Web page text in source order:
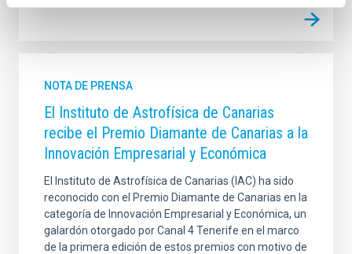
NOTA DE PRENSA
El Instituto de Astrofísica de Canarias
recibe el Premio Diamante de Canarias a la
Innovación Empresarial y Económica
El Instituto de Astrofísica de Canarias (IAC) ha sido
reconocido con el Premio Diamante de Canarias en la
categoría de Innovación Empresarial y Económica, un
galardón otorgado por Canal 4 Tenerife en el marco
de la primera edición de estos premios con motivo de